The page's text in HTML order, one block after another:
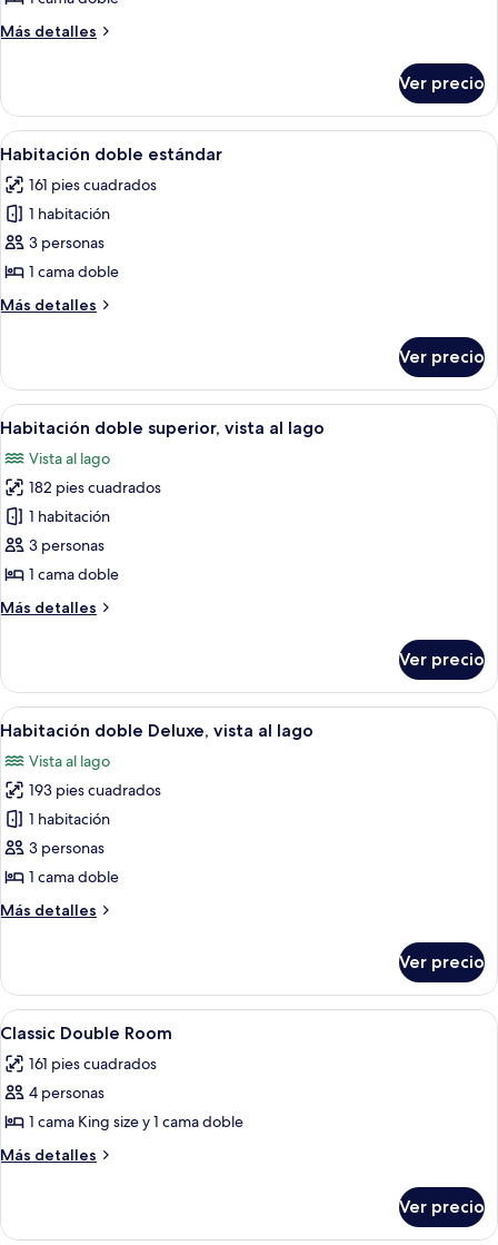
Más detalles
Más
doble
clásica
Ver precio
Abrir
todas
las
fotos
de
Habitación
doble
estándar
Un dormitorio con una cama, mesita
13
Habitación doble estándar
161 pies cuadrados
1 habitación
3 personas
1 cama doble
Más detalles
Más
doble
estándar
Ver precio
Abrir
todas
las
fotos
de
Habitación
doble
vista
Zona de piscina con sillones, un
13
Habitación doble superior, vista al lago
Vista al lago
182 pies cuadrados
1 habitación
3 personas
1 cama doble
Más detalles
Más
doble
superior,
vista
lago
Ver precio
Abrir
todas
las
fotos
de
Habitación
doble
vista
Un dormitorio con una cama, dos
13
Habitación doble Deluxe, vista al lago
Vista al lago
193 pies cuadrados
1 habitación
3 personas
1 cama doble
Más detalles
Más
doble
Deluxe,
vista
lago
Ver precio
Abrir
todas
las
fotos
de
Classic
Ropa de cama de alta calidad y
10
Classic Double Room
161 pies cuadrados
4 personas
1 cama King size y 1 cama doble
Más detalles
Más
Double
Ver precio